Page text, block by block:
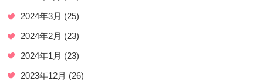
2024年3月 (25)
2024年2月 (23)
2024年1月 (23)
2023年12月 (26)